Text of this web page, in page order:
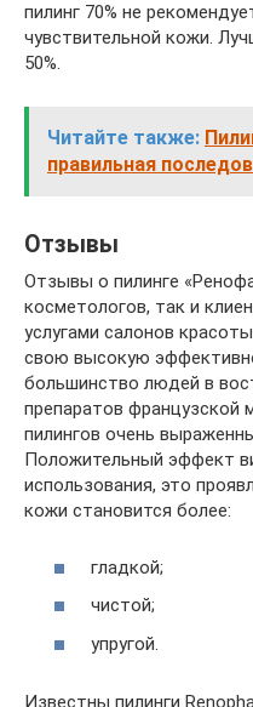
пилинг 70% не
чувствительной кожи.
50%.
Читайте также:
правильная
Отзывы
Отзывы о пилинге
косметологов, так и
услугами салонов
свою высокую
большинство людей в
препаратов французской
пилингов очень
Положительный эффект
использования, это
кожи становится более:
гладкой;
чистой;
упругой.
Известны пилинги